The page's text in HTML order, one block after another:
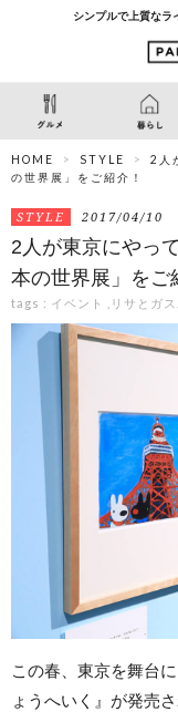
シンプルで上質なラ
HOME STYLE
2人
の世界展」をご紹介！
STYLE 2017/04/10
2人が東京にやっ
本の世界展」をご
tags : イベント リサとガ
この春、東京を舞台
ょうへいく』が発売